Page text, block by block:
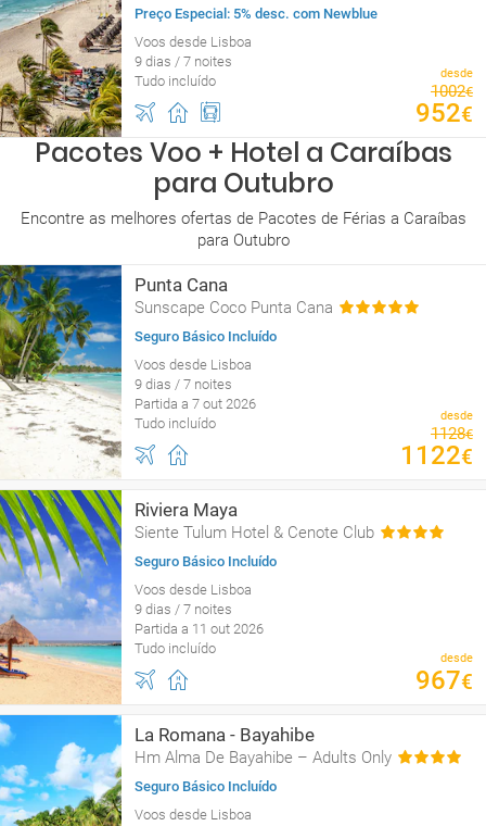
Preço Especial: 5% desc. com Newblue
Voos desde Lisboa
9 dias / 7 noites
Tudo incluído
desde
1002€
952€
Pacotes Voo + Hotel a Caraíbas
para Outubro
Encontre as melhores ofertas de Pacotes de Férias a Caraíbas
para Outubro
Punta Cana
Sunscape Coco Punta Cana
Seguro Básico Incluído
Voos desde Lisboa
9 dias / 7 noites
Partida a 7 out 2026
Tudo incluído
desde
1128€
1122€
Riviera Maya
Siente Tulum Hotel & Cenote Club
Seguro Básico Incluído
Voos desde Lisboa
9 dias / 7 noites
Partida a 11 out 2026
Tudo incluído
desde
967€
La Romana - Bayahibe
Hm Alma De Bayahibe – Adults Only
Seguro Básico Incluído
Voos desde Lisboa